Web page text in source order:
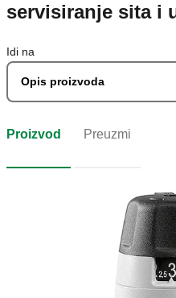
servisiranje sita i
Idi na
Opis proizvoda
Proizvod Preuzmi